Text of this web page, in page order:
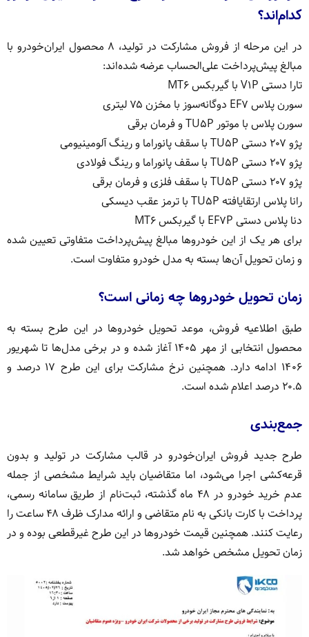
کدام‌اند؟
در این مرحله از فروش مشارکت در تولید، ۸ محصول ایران‌خودرو با
مبالغ پیش‌پرداخت علی‌الحساب عرضه شده‌اند:
تارا دستی V۱P با گیربکس MT۶
سورن پلاس EF۷ دوگانه‌سوز با مخزن ۷۵ لیتری
سورن پلاس با موتور TU۵P و فرمان برقی
پژو ۲۰۷ دستی TU۵P با سقف پانوراما و رینگ آلومینیومی
پژو ۲۰۷ دستی TU۵P با سقف پانوراما و رینگ فولادی
پژو ۲۰۷ دستی TU۵P با سقف فلزی و فرمان برقی
رانا پلاس ارتقایافته TU۵P با ترمز عقب دیسکی
دنا پلاس دستی EF۷P با گیربکس MT۶
برای هر یک از این خودروها مبالغ پیش‌پرداخت متفاوتی تعیین شده
و زمان تحویل آن‌ها بسته به مدل خودرو متفاوت است.
زمان تحویل خودروها چه زمانی است؟
طبق اطلاعیه فروش، موعد تحویل خودروها در این طرح بسته به
محصول انتخابی از مهر ۱۴۰۵ آغاز شده و در برخی مدل‌ها تا شهریور
۱۴۰۶ ادامه دارد. همچنین نرخ مشارکت برای این طرح ۱۷ درصد و
۲۰.۵ درصد اعلام شده است.
جمع‌بندی
طرح جدید فروش ایران‌خودرو در قالب مشارکت در تولید و بدون
قرعه‌کشی اجرا می‌شود، اما متقاضیان باید شرایط مشخصی از جمله
عدم خرید خودرو در ۴۸ ماه گذشته، ثبت‌نام از طریق سامانه رسمی،
پرداخت با کارت بانکی به نام متقاضی و ارائه مدارک ظرف ۴۸ ساعت را
رعایت کنند. همچنین قیمت خودروها در این طرح غیرقطعی بوده و در
زمان تحویل مشخص خواهد شد.